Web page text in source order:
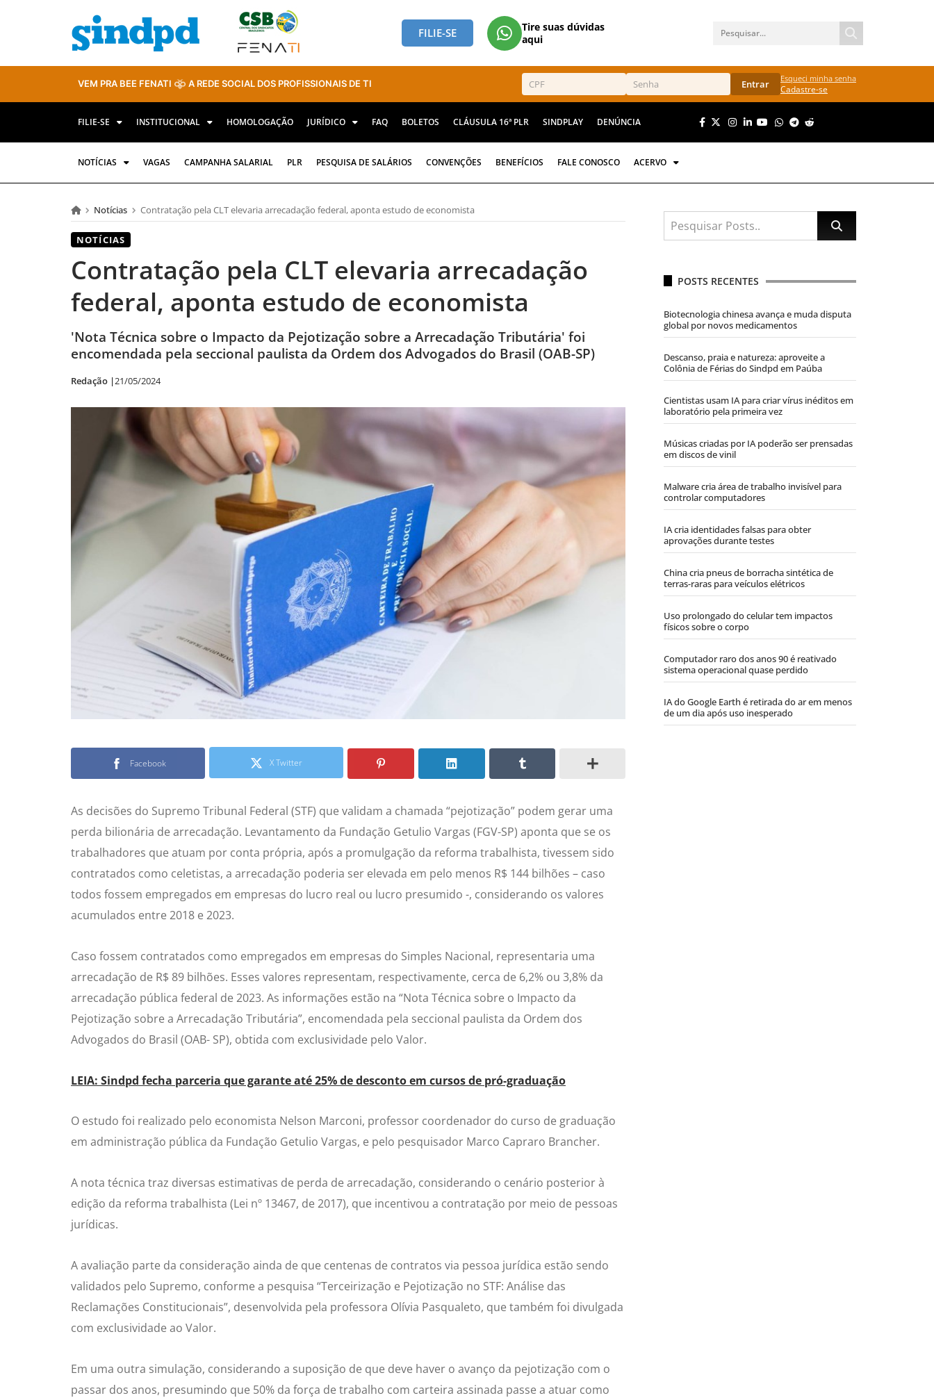
FILIE-SE
Tire suas dúvidas
aqui
VEM PRA BEE FENATI A REDE SOCIAL DOS PROFISSIONAIS DE TI Entrar Esqueci minha senha
Cadastre-se
FILIE-SE INSTITUCIONAL HOMOLOGAÇÃO JURÍDICO FAQ BOLETOS CLÁUSULA 16ª PLR SINDPLAY DENÚNCIA
NOTÍCIAS VAGAS CAMPANHA SALARIAL PLR PESQUISA DE SALÁRIOS CONVENÇÕES BENEFÍCIOS FALE CONOSCO ACERVO
Notícias Contratação pela CLT elevaria arrecadação federal, aponta estudo de economista
NOTÍCIAS
Contratação pela CLT elevaria arrecadação
federal, aponta estudo de economista
'Nota Técnica sobre o Impacto da Pejotização sobre a Arrecadação Tributária' foi
encomendada pela seccional paulista da Ordem dos Advogados do Brasil (OAB-SP)
Redação |21/05/2024
Facebook X Twitter
As decisões do Supremo Tribunal Federal (STF) que validam a chamada “pejotização” podem gerar uma
perda bilionária de arrecadação. Levantamento da Fundação Getulio Vargas (FGV-SP) aponta que se os
trabalhadores que atuam por conta própria, após a promulgação da reforma trabalhista, tivessem sido
contratados como celetistas, a arrecadação poderia ser elevada em pelo menos R$ 144 bilhões – caso
todos fossem empregados em empresas do lucro real ou lucro presumido -, considerando os valores
acumulados entre 2018 e 2023.
Caso fossem contratados como empregados em empresas do Simples Nacional, representaria uma
arrecadação de R$ 89 bilhões. Esses valores representam, respectivamente, cerca de 6,2% ou 3,8% da
arrecadação pública federal de 2023. As informações estão na “Nota Técnica sobre o Impacto da
Pejotização sobre a Arrecadação Tributária”, encomendada pela seccional paulista da Ordem dos
Advogados do Brasil (OAB- SP), obtida com exclusividade pelo Valor.
LEIA: Sindpd fecha parceria que garante até 25% de desconto em cursos de pró-graduação
O estudo foi realizado pelo economista Nelson Marconi, professor coordenador do curso de graduação
em administração pública da Fundação Getulio Vargas, e pelo pesquisador Marco Capraro Brancher.
A nota técnica traz diversas estimativas de perda de arrecadação, considerando o cenário posterior à
edição da reforma trabalhista (Lei nº 13467, de 2017), que incentivou a contratação por meio de pessoas
jurídicas.
A avaliação parte da consideração ainda de que centenas de contratos via pessoa jurídica estão sendo
validados pelo Supremo, conforme a pesquisa “Terceirização e Pejotização no STF: Análise das
Reclamações Constitucionais”, desenvolvida pela professora Olívia Pasqualeto, que também foi divulgada
com exclusividade ao Valor.
Em uma outra simulação, considerando a suposição de que deve haver o avanço da pejotização com o
passar dos anos, presumindo que 50% da força de trabalho com carteira assinada passe a atuar como
POSTS RECENTES
Biotecnologia chinesa avança e muda disputa
global por novos medicamentos
Descanso, praia e natureza: aproveite a
Colônia de Férias do Sindpd em Paúba
Cientistas usam IA para criar vírus inéditos em
laboratório pela primeira vez
Músicas criadas por IA poderão ser prensadas
em discos de vinil
Malware cria área de trabalho invisível para
controlar computadores
IA cria identidades falsas para obter
aprovações durante testes
China cria pneus de borracha sintética de
terras-raras para veículos elétricos
Uso prolongado do celular tem impactos
físicos sobre o corpo
Computador raro dos anos 90 é reativado
sistema operacional quase perdido
IA do Google Earth é retirada do ar em menos
de um dia após uso inesperado